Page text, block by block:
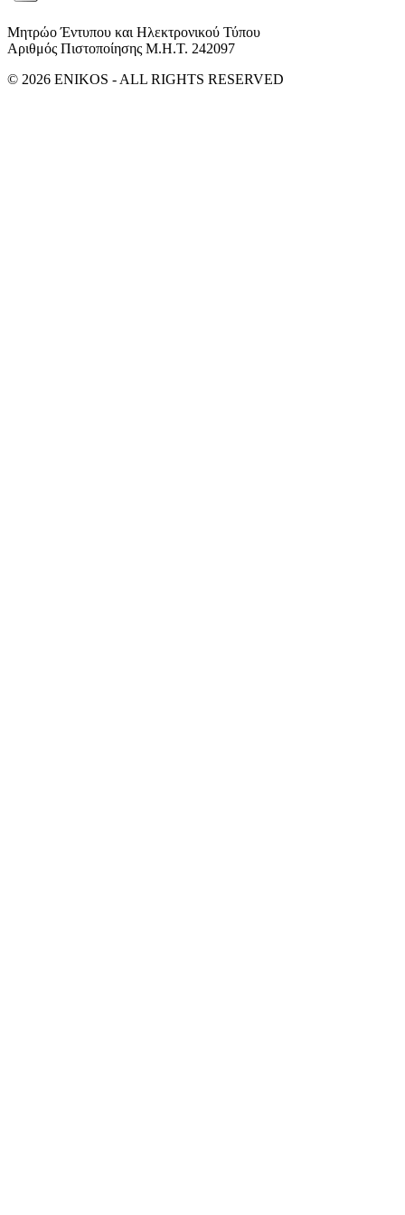
Μητρώο Έντυπου και Ηλεκτρονικού Τύπου
Αριθμός Πιστοποίησης Μ.Η.Τ. 242097
© 2026 ENIKOS - ALL RIGHTS RESERVED